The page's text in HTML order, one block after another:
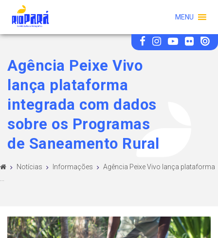
MENU
Agência Peixe Vivo
lança plataforma
integrada com dados
sobre os Programas
de Saneamento Rural
Notícias Informações
Agência Peixe Vivo lança plataforma